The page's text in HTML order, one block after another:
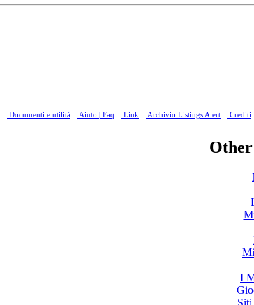
Documenti e utilità Aiuto | Faq Link Archivio Listings Alert Crediti
I